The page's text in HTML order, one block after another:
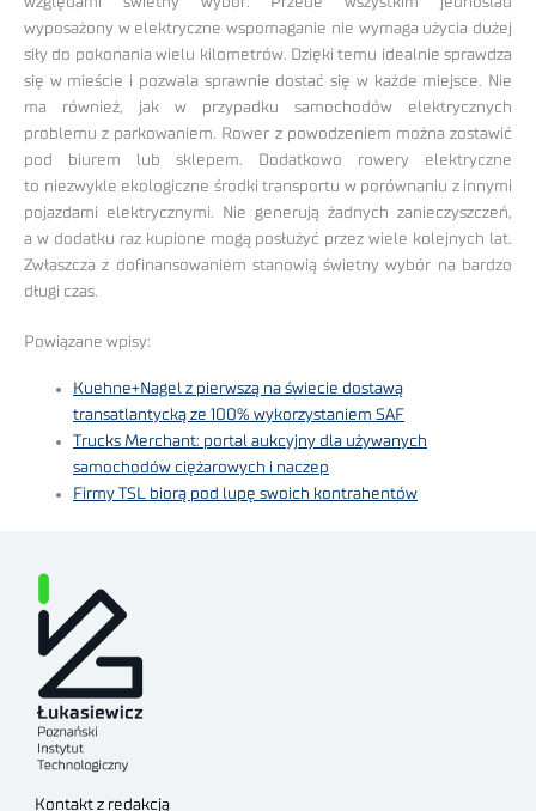
wyposażony w elektryczne wspomaganie nie wymaga użycia dużej
siły do pokonania wielu kilometrów. Dzięki temu idealnie sprawdza
się w mieście i pozwala sprawnie dostać się w każde miejsce. Nie
ma również, jak w przypadku samochodów elektrycznych
problemu z parkowaniem. Rower z powodzeniem można zostawić
pod biurem lub sklepem. Dodatkowo rowery elektryczne
to niezwykle ekologiczne środki transportu w porównaniu z innymi
pojazdami elektrycznymi. Nie generują żadnych zanieczyszczeń,
a w dodatku raz kupione mogą posłużyć przez wiele kolejnych lat.
Zwłaszcza z dofinansowaniem stanowią świetny wybór na bardzo
długi czas.
Powiązane wpisy:
Kuehne+Nagel z pierwszą na świecie dostawą
transatlantycką ze 100% wykorzystaniem SAF
Trucks Merchant: portal aukcyjny dla używanych
samochodów ciężarowych i naczep
Firmy TSL biorą pod lupę swoich kontrahentów
Kontakt z redakcją